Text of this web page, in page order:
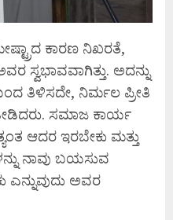
ಕಾರಣ ನಿಖರತೆ,
ಸ್ವಭಾವವಾಗಿತ್ತು. ಅದನ್ನು
ತಿಳಿಸದೇ, ನಿರ್ಮಲ ಪ್ರೀತಿ
ಸಮಾಜ ಕಾರ್ಯ
ಆದರ ಇರಬೇಕು ಮತ್ತು
ನಾವು ಬಯಸುವ
ಎನ್ನುವುದು ಅವರ